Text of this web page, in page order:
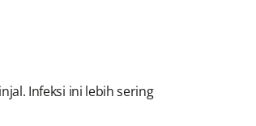
Infeksi ini lebih sering